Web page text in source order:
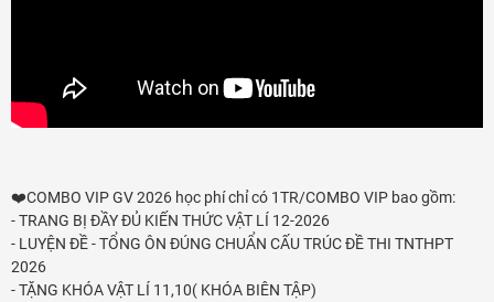
Tin tức
Liên hệ
❤️COMBO VIP GV 2026 học phí chỉ có 1TR/COMBO VIP bao gồm:
- TRANG BỊ ĐẦY ĐỦ KIẾN THỨC VẬT LÍ 12-2026
- LUYỆN ĐỀ - TỔNG ÔN ĐÚNG CHUẨN CẤU TRÚC ĐỀ THI TNTHPT
2026
- TẶNG KHÓA VẬT LÍ 11,10( KHÓA BIÊN TẬP)